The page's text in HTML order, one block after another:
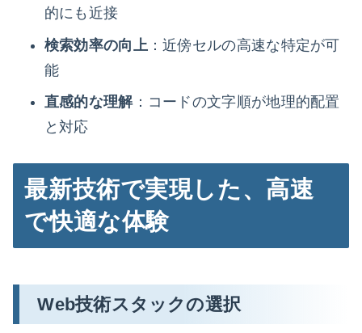
的にも近接
検索効率の向上 ：近傍セルの高速な特定が可
能
直感的な理解：コードの文字順が地理的配置
と対応
最新技術で実現した、高速
で快適な体験
Web技術スタックの選択